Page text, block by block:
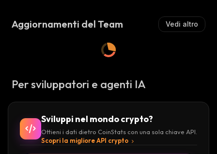
Aggiornamenti del Team Vedi altro
Per sviluppatori e agenti IA
Sviluppi nel mondo crypto?
Ottieni i dati dietro CoinStats con una sola chiave API.
Scopri la migliore API crypto